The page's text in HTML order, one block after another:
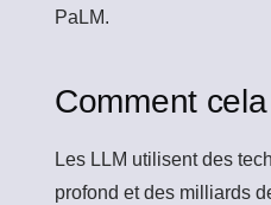
PaLM.
Comment
Les LLM utilisent des
profond et des milliards